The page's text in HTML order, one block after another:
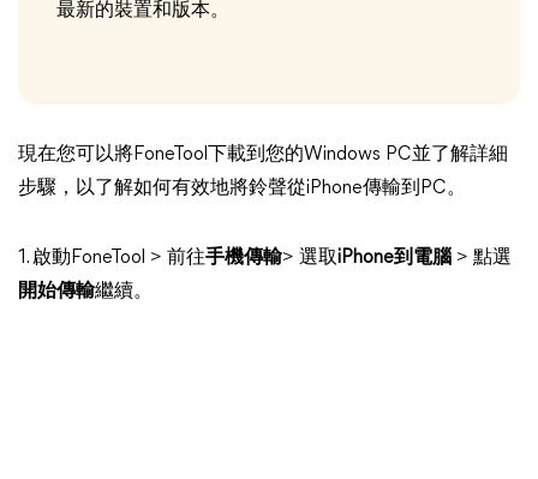
最新的裝置和版本。
現在您可以將FoneTool下載到您的Windows PC並了解詳細
步驟，以了解如何有效地將鈴聲從iPhone傳輸到PC。
1. 啟動FoneTool > 前往手機傳輸> 選取iPhone到電腦 > 點選
開始傳輸繼續。